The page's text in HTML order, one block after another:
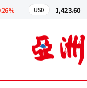
USD 1,423.60